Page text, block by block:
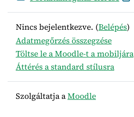
Nincs bejelentkezve. (Belépés)
Adatmegőrzés összegzése
Töltse le a Moodle-t a mobiljára
Áttérés a standard stílusra
Szolgáltatja aMoodle